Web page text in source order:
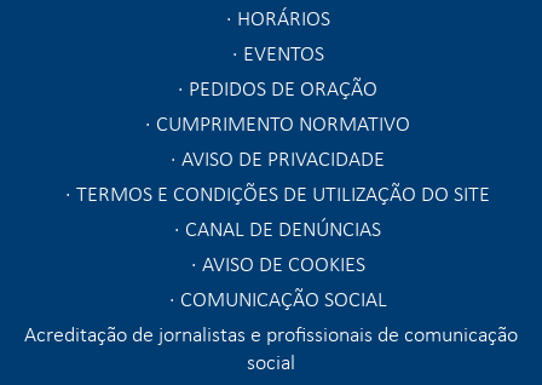
HORÁRIOS
EVENTOS
PEDIDOS DE ORAÇÃO
CUMPRIMENTO NORMATIVO
AVISO DE PRIVACIDADE
TERMOS E CONDIÇÕES DE UTILIZAÇÃO DO SITE
CANAL DE DENÚNCIAS
AVISO DE COOKIES
COMUNICAÇÃO SOCIAL
Acreditação de jornalistas e profissionais de comunicação
social